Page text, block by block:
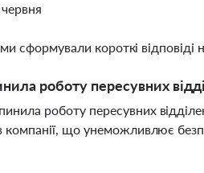
сформували короткі відповіді
роботу пересувних
роботу пересувних
компанії, що унеможливлює